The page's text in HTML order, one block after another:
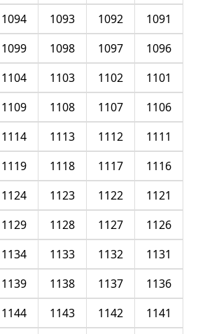
1091
1092
1093
1094
1096
1097
1098
1099
1101
1102
1103
1104
1106
1107
1108
1109
1111
1112
1113
1114
1116
1117
1118
1119
1121
1122
1123
1124
1126
1127
1128
1129
1131
1132
1133
1134
1136
1137
1138
1139
1141
1142
1143
1144